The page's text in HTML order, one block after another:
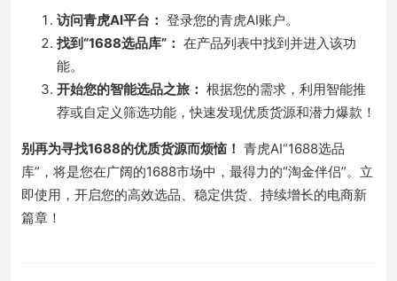
访问青虎AI平台： 登录您的青虎AI账户。
找到“1688选品库”： 在产品列表中找到并进入该功
能。
开始您的智能选品之旅： 根据您的需求，利用智能推
荐或自定义筛选功能，快速发现优质货源和潜力爆款！
别再为寻找1688的优质货源而烦恼！ 青虎AI“1688选品
库”，将是您在广阔的1688市场中，最得力的“淘金伴侣”。立
即使用，开启您的高效选品、稳定供货、持续增长的电商新
篇章！